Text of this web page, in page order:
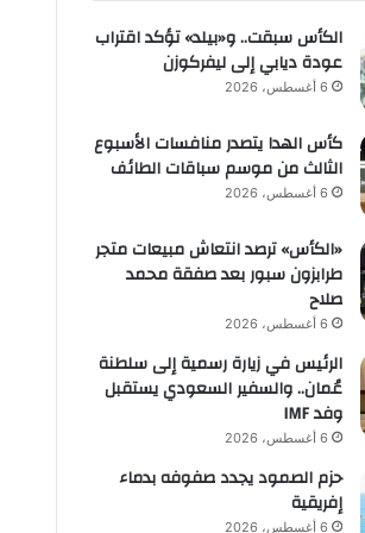
الكأس سبقت.. و«بيلد» تؤكد اقتراب
عودة ديابي إلى ليفركوزن
6 أغسطس، 2026
كأس الهدا يتصدر منافسات الأسبوع
الثالث من موسم سباقات الطائف
6 أغسطس، 2026
«الكأس» ترصد انتعاش مبيعات متجر
طرابزون سبور بعد صفقة محمد
صلاح
6 أغسطس، 2026
الرئيس في زيارة رسمية إلى سلطنة
عُمان.. والسفير السعودي يستقبل
وفد IMF
6 أغسطس، 2026
حزم الصمود يجدد صفوفه بدماء
إفريقية
6 أغسطس، 2026